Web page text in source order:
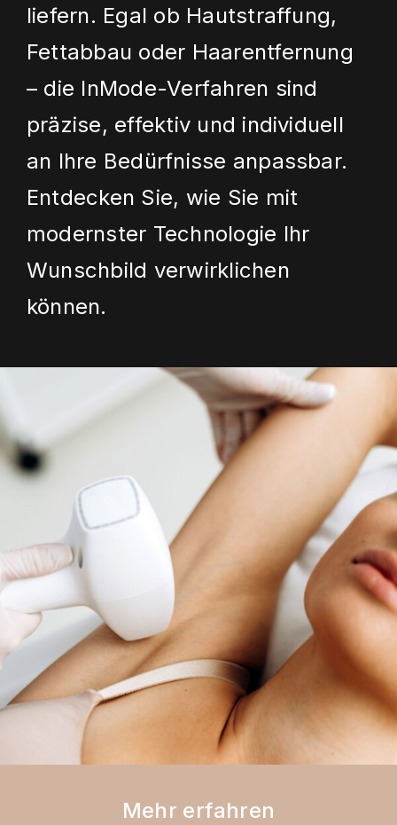
liefern. Egal ob Hautstraffung,
Fettabbau oder Haarentfernung
– die InMode-Verfahren sind
präzise, effektiv und individuell
an Ihre Bedürfnisse anpassbar.
Entdecken Sie, wie Sie mit
modernster Technologie Ihr
Wunschbild verwirklichen
können.
Mehr erfahren